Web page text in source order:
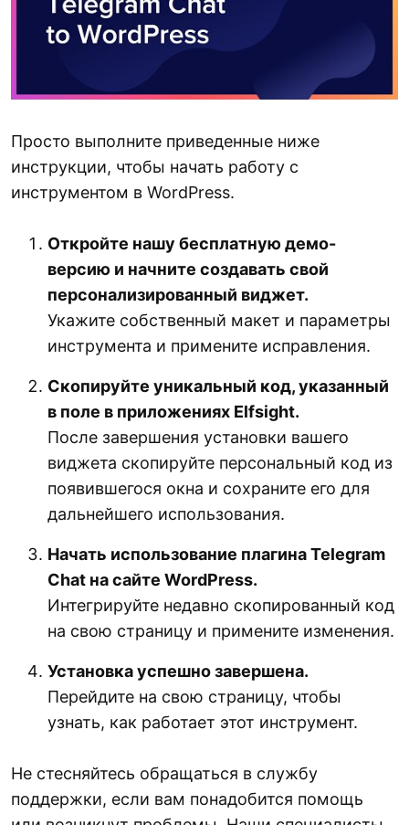
Просто выполните приведенные ниже
инструкции, чтобы начать работу с
инструментом в WordPress.
Откройте нашу бесплатную демо-
версию и начните создавать свой
персонализированный виджет.
Укажите собственный макет и параметры
инструмента и примените исправления.
Скопируйте уникальный код, указанный
в поле в приложениях Elfsight.
После завершения установки вашего
виджета скопируйте персональный код из
появившегося окна и сохраните его для
дальнейшего использования.
Начать использование плагина Telegram
Chat на сайте WordPress.
Интегрируйте недавно скопированный код
на свою страницу и примените изменения.
Установка успешно завершена.
Перейдите на свою страницу, чтобы
узнать, как работает этот инструмент.
Не стесняйтесь обращаться в службу
поддержки, если вам понадобится помощь